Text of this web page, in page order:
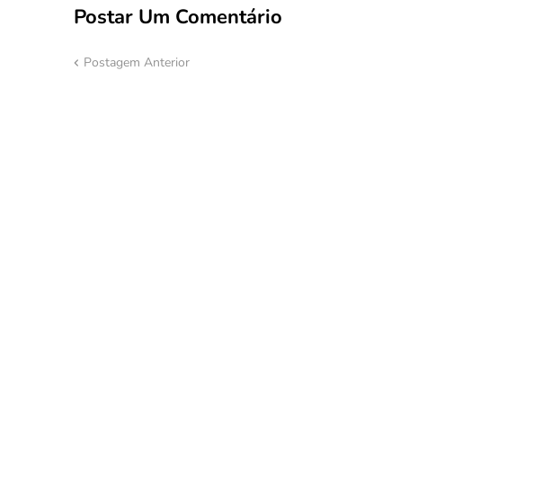
Postar Um Comentário
Postagem Anterior